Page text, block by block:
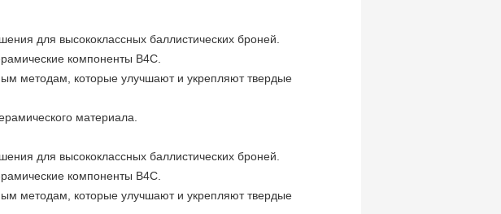
для высококлассных баллистических броней.
компоненты B4C.
методам, которые улучшают и укрепляют твердые
материала.
для высококлассных баллистических броней.
компоненты B4C.
методам, которые улучшают и укрепляют твердые